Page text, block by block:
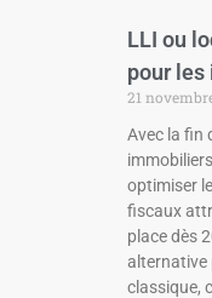
LLI ou
pour
21
Avec la fin
optimiser
fiscaux
place dès
alternative
classique,